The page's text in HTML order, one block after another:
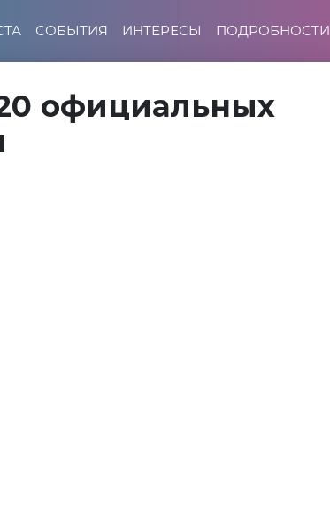
СОБЫТИЯ ИНТЕРЕСЫ ПОДРОБНОСТИ
официальных